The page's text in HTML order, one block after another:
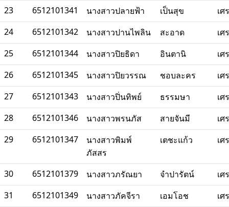
23
6512101341 นางสาวปลายฟ้า เป็นสุข
เ
24
6512101342 นางสาวปานไพลิน สะอาด
เ
25
6512101344 นางสาวปิยธิดา อินตานิ
เ
26
6512101345 นางสาวปิยวรรณ ชอบละคร
เ
27
6512101343 นางสาวปิ่นทิพย์ ธรรมษา
เ
28
6512101346 นางสาวพรนภัส สายจันมี
เ
29
6512101347
นางสาวพิมพ์
ภัสสร
เตชะแก้ว เ
30 6512101379 นางสาวภรัณยา จำปารัตน์
เ
31
6512101349 นางสาวภัคจีรา เอมโอช
เ